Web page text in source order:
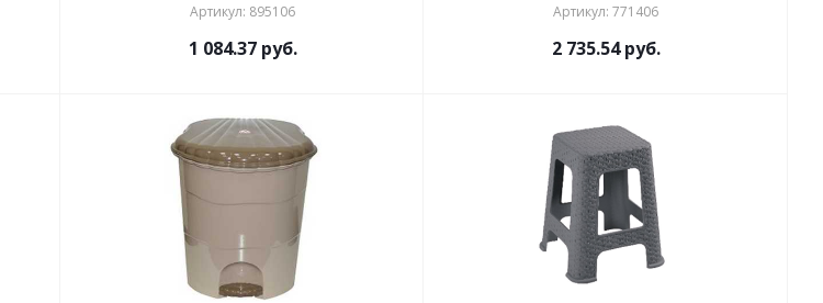
Артикул: 895106
1 084.37руб.
Артикул: 771406
2 735.54руб.